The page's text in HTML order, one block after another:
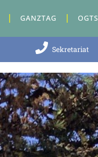
GANZTAG OGTS
Sekretariat